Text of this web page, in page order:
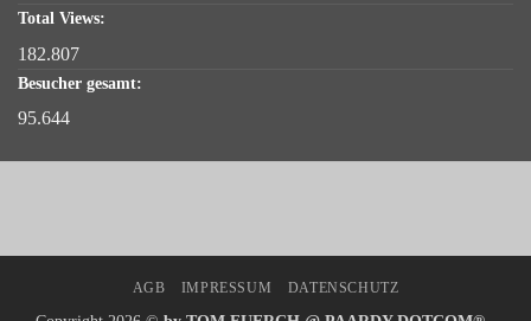
Total Views:
182.807
Besucher gesamt:
95.644
AGB IMPRESSUM DATENSCHUTZ